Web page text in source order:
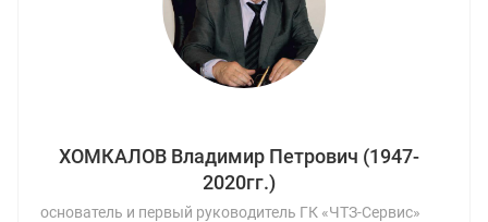
ХОМКАЛОВ Владимир Петрович (1947-
2020гг.)
основатель и первый руководитель ГК «ЧТЗ-Сервис»